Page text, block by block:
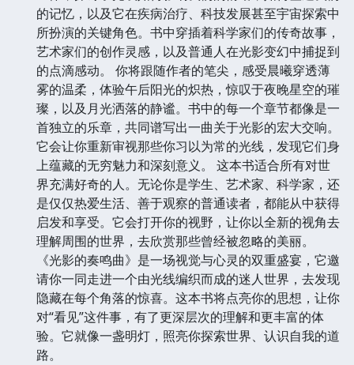
的记忆，以及它在疾病治疗、科技发展甚至宇宙探索中
所扮演的关键角色。书中穿插着科学家们的传奇故事，
艺术家们的创作灵感，以及普通人在光影变幻中捕捉到
的点滴感动。 你将跟随作者的笔尖，感受晨曦穿透薄
雾的温柔，体验午后阳光的炽热，惊叹于夜晚星空的璀
璨，以及月光洒落的静谧。书中的每一个章节都像是一
首独立的乐章，共同谱写出一曲关于光影的宏大交响。
它会让你重新审视那些你习以为常的光线，发现它们身
上蕴藏的无穷魅力和深刻意义。 这本书适合所有对世
界充满好奇的人。无论你是学生、艺术家、科学家，还
是仅仅热爱生活、善于观察的普通读者，都能从中获得
启发和享受。它会打开你的视野，让你以全新的视角去
理解周围的世界，去欣赏那些曾经被忽略的美丽。
《光影的奏鸣曲》是一场视觉与心灵的双重盛宴，它邀
请你一同走进一个由光线编织而成的迷人世界，去发现
隐藏在每个角落的惊喜。这本书将点亮你的思想，让你
对“看见”这件事，有了更深层次的理解和更丰富的体
验。它就像一盏明灯，照亮你探索世界、认识自我的道
路。